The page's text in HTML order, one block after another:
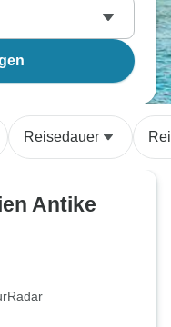
Reisedauer
Antike